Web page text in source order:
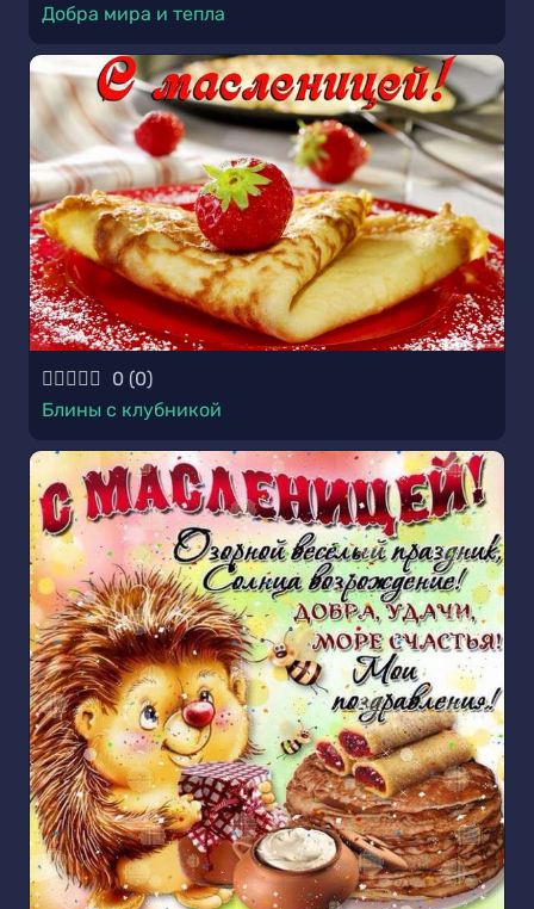
Добра мира и тепла
0 (0)
Блины с клубникой